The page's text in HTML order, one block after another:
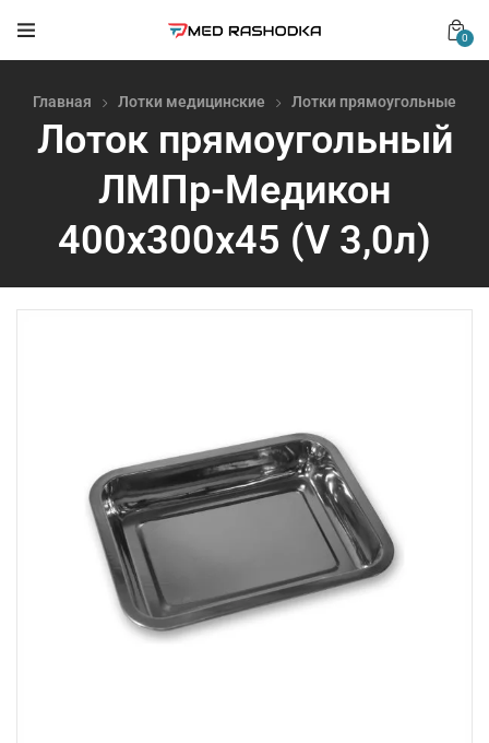
0
Главная Лотки медицинские Лотки прямоугольные
Лоток прямоугольный
ЛМПр-Медикон
400х300х45 (V 3,0л)